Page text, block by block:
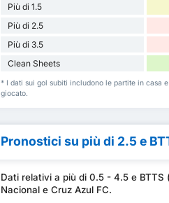
Più di 1.5
Più di 2.5
Più di 3.5
Clean Sheets
* I dati sui gol subiti includono le partite in casa
giocato.
Pronostici su più di 2.5 e
Dati relativi a più di 0.5 - 4.5 e
Nacional e Cruz Azul FC.